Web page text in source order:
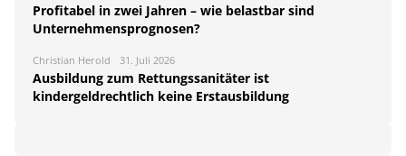
Profitabel in zwei Jahren – wie belastbar sind
Unternehmensprognosen?
Christian Herold 31. Juli 2026
Ausbildung zum Rettungssanitäter ist
kindergeldrechtlich keine Erstausbildung